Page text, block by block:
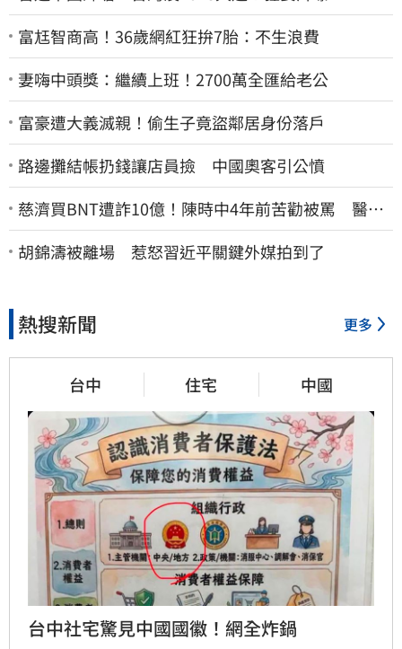
富尪智商高！36歲網紅狂拚7胎：不生浪費
妻嗨中頭獎：繼續上班！2700萬全匯給老公
富豪遭大義滅親！偷生子竟盜鄰居身份落戶
路邊攤結帳扔錢讓店員撿 中國奧客引公憤
慈濟買BNT遭詐10億！陳時中4年前苦勸被罵 醫挖4
年前貼文：藍白全翻車
胡錦濤被離場 惹怒習近平關鍵外媒拍到了
熱搜新聞 更多
台中 住宅 中國
台中社宅驚見中國國徽！網全炸鍋